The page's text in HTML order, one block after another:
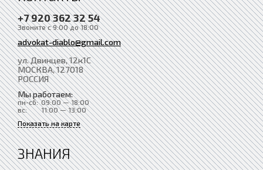
+7 920 362 32 54
Звоните с 9:00 до 18:00
advokat-diablo@gmail.com
ул. Двинцев, 12к1С
МОСКВА, 127018
РОССИЯ
Мы работаем:
пн-сб: 09:00 — 18:00
вс:
11:00 — 13:00
Показать на карте
ЗНАНИЯ